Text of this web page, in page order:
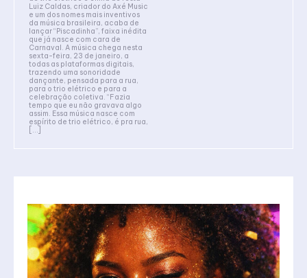
Luiz Caldas, criador do Axé Music
e um dos nomes mais inventivos
da música brasileira, acaba de
lançar “Piscadinha”, faixa inédita
que já nasce com cara de
Carnaval. A música chega nesta
sexta-feira, 23 de janeiro, a
todas as plataformas digitais,
trazendo uma sonoridade
dançante, pensada para a rua,
para o trio elétrico e para a
celebração coletiva. “Fazia
tempo que eu não gravava algo
assim. Essa música nasce com
espírito de trio elétrico, é pra rua,
[…]